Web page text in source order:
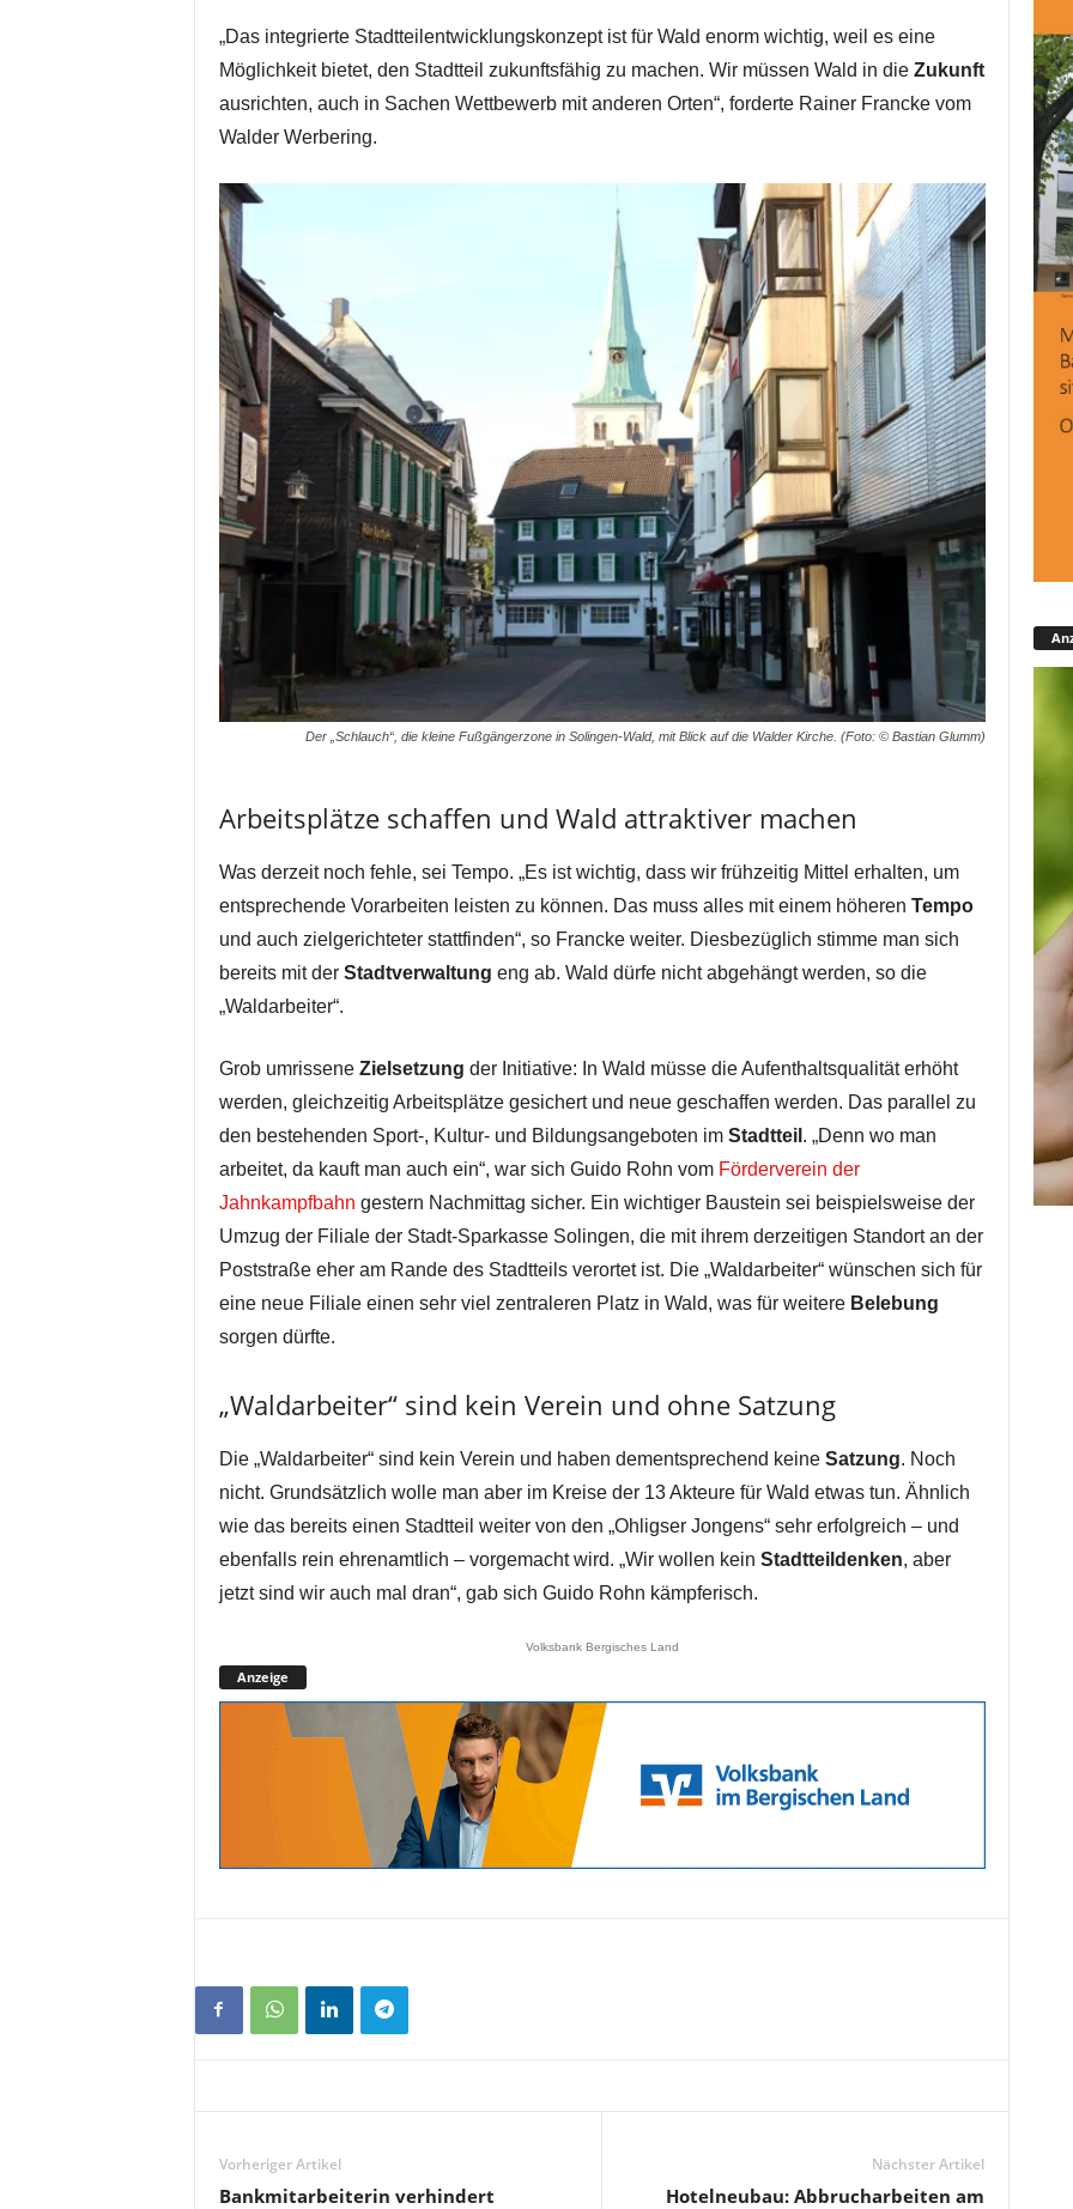
„Das integrierte Stadtteilentwicklungskonzept ist für Wald enorm wichtig, weil es eine
Möglichkeit bietet, den Stadtteil zukunftsfähig zu machen. Wir müssen Wald in die Zukunft
ausrichten, auch in Sachen Wettbewerb mit anderen Orten“, forderte Rainer Francke vom
Walder Werbering.
Der „Schlauch“, die kleine Fußgängerzone in Solingen-Wald, mit Blick auf die Walder Kirche. (Foto: © Bastian Glumm)
Arbeitsplätze schaffen und Wald attraktiver machen
Was derzeit noch fehle, sei Tempo. „Es ist wichtig, dass wir frühzeitig Mittel erhalten, um
entsprechende Vorarbeiten leisten zu können. Das muss alles mit einem höheren Tempo
und auch zielgerichteter stattfinden“, so Francke weiter. Diesbezüglich stimme man sich
bereits mit der Stadtverwaltung eng ab. Wald dürfe nicht abgehängt werden, so die
„Waldarbeiter“.
Grob umrissene Zielsetzung der Initiative: In Wald müsse die Aufenthaltsqualität erhöht
werden, gleichzeitig Arbeitsplätze gesichert und neue geschaffen werden. Das parallel zu
den bestehenden Sport-, Kultur- und Bildungsangeboten im Stadtteil . „Denn wo man
arbeitet, da kauft man auch ein“, war sich Guido Rohn vom Förderverein der
Jahnkampfbahn gestern Nachmittag sicher. Ein wichtiger Baustein sei beispielsweise der
Umzug der Filiale der Stadt-Sparkasse Solingen, die mit ihrem derzeitigen Standort an der
Poststraße eher am Rande des Stadtteils verortet ist. Die „Waldarbeiter“ wünschen sich für
eine neue Filiale einen sehr viel zentraleren Platz in Wald, was für weitere Belebung
sorgen dürfte.
„Waldarbeiter“ sind kein Verein und ohne Satzung
Die „Waldarbeiter“ sind kein Verein und haben dementsprechend keine Satzung. Noch
nicht. Grundsätzlich wolle man aber im Kreise der 13 Akteure für Wald etwas tun. Ähnlich
wie das bereits einen Stadtteil weiter von den „Ohligser Jongens“ sehr erfolgreich – und
ebenfalls rein ehrenamtlich – vorgemacht wird. „Wir wollen kein Stadtteildenken, aber
jetzt sind wir auch mal dran“, gab sich Guido Rohn kämpferisch.
Volksbank Bergisches Land
Anzeige
Vorheriger Artikel
Bankmitarbeiterin verhindert
Nächster Artikel
Hotelneubau: Abbrucharbeiten am